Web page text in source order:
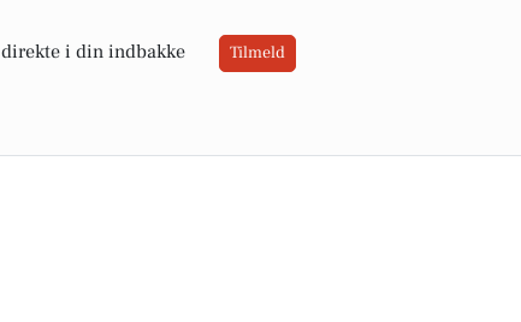
direkte i din indbakke Tilmeld